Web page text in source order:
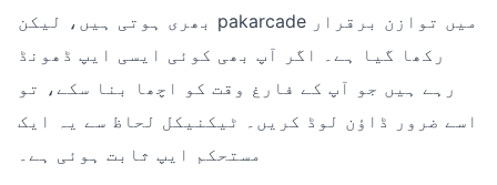
بھری ہوتی ہیں، لیکن pakarcade میں توازن برقرار
رکھا گیا ہے۔ اگر آپ بھی کوئی ایسی ایپ ڈھونڈ
رہے ہیں جو آپ کے فارغ وقت کو اچھا بنا سکے، تو
اسے ضرور ڈاؤن لوڈ کریں۔ ٹیکنیکل لحاظ سے یہ ایک
مستحکم ایپ ثابت ہوئی ہے۔